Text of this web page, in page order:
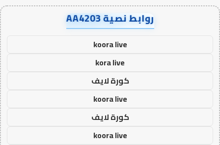
روابط نصية AA4203
koora live
kora live
كورة لايف
koora live
كورة لايف
koora live